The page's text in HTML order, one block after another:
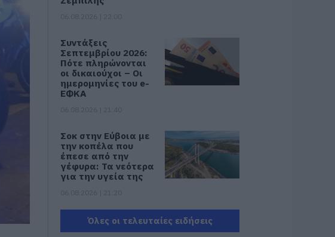
Συντάξεις
Σεπτεμβρίου 2026:
Πότε πληρώνονται
οι δικαιούχοι – Οι
ημερομηνίες του e-
ΕΦΚΑ
Σοκ στην Εύβοια με
την κοπέλα που
έπεσε από την
γέφυρα: Τα νεότερα
για την υγεία της
Νεότερα για τη
Φωτιά στη Σκύρο:
Όλες οι τελευταίες ειδήσεις